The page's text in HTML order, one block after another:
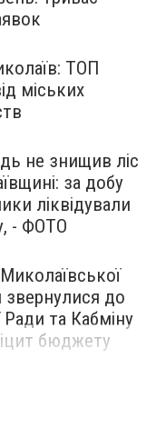
ТОП
міських
не знищив ліс
за добу
ліквідували
- ФОТО
звернулися до
Ради та Кабміну
бюджету